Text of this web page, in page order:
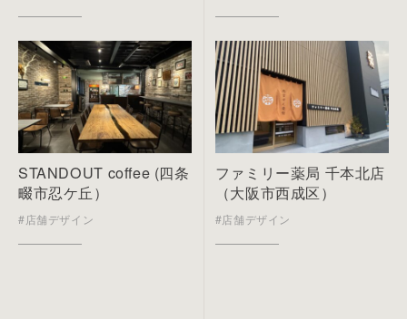
STANDOUT coffee (四条
畷市忍ケ丘）
#店舗デザイン
ファミリー薬局 千本北店
（大阪市西成区）
#店舗デザイン